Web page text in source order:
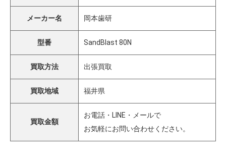
メーカー名 岡本歯研
型番 SandBlast 80N
買取方法 出張買取
買取地域 福井県
買取金額
お電話・LINE・メールで
お気軽にお問い合わせください。